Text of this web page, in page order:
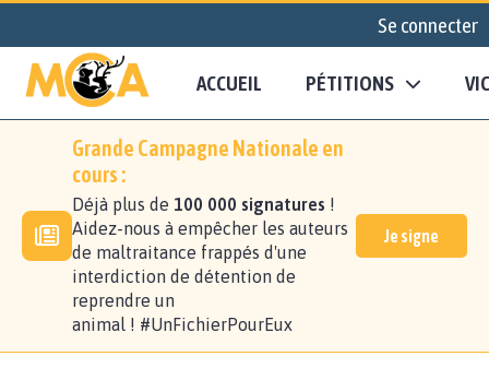
Se connecter
ACCUEIL PÉTITIONS
Grande Campagne Nationale en
cours :
Déjà plus de 100 000 signatures !
Aidez-nous à empêcher les auteurs
de maltraitance frappés d'une
interdiction de détention de
reprendre un
animal ! #UnFichierPourEux
Je signe